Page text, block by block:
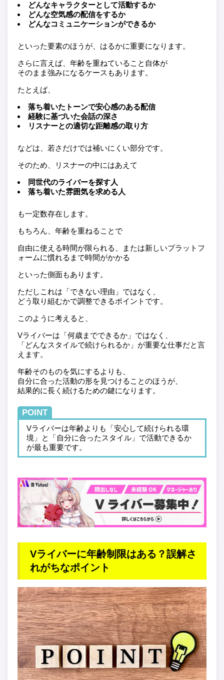
どんなキャラクターとして活動するか
どんな空気感の配信をするか
どんなコミュニケーションができるか
といった要素のほうが、はるかに重要になります。
さらに言えば、年齢を重ねていること自体が
そのまま強みになるケースもあります。
たとえば、
落ち着いたトーンで安心感のある配信
経験に基づいた会話の深さ
リスナーとの適切な距離感の取り方
などは、若さだけでは補いにくい部分です。
そのため、リスナーの中にはあえて
同世代のライバーを探す人
落ち着いた雰囲気を求める人
も一定数存在します。
もちろん、年齢を重ねることで
自由に使える時間が限られる、または新しいプラットフ
ォームに慣れるまで時間がかかる
といった側面もあります。
ただしこれは「できない理由」ではなく、
どう取り組むかで調整できるポイントです。
このように考えると、
Vライバーは「何歳までできるか」ではなく、
「どんなスタイルで続けられるか」が重要な仕事だと言
えます。
年齢そのものを気にするよりも、
自分に合った活動の形を見つけることのほうが、
結果的に長く続けるための鍵になります。
POINT
Vライバーは年齢よりも「安心して続けられる環
境」と「自分に合ったスタイル」で活動できるか
が最も重要です。
Vライバーに年齢制限はある？誤解さ
れがちなポイント